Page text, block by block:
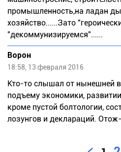
промышленность,на ладан
хозяйство......Зато
"декоммунизируемся"......
Ворон
18:58, 13 февраля 2016
Кто-то слышал от нынешней
подъему экономики,
кроме пустой болтологии,
лозунгов и деклараций.